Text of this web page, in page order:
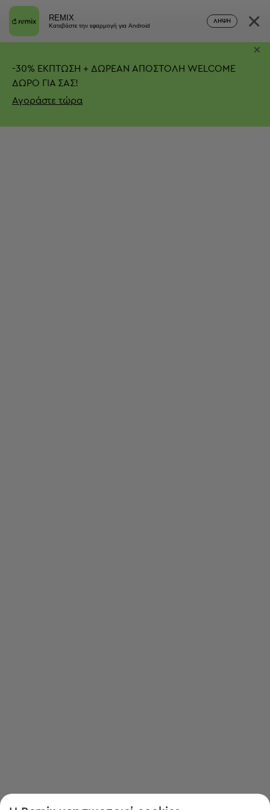
REMIX
Κατεβάστε την εφαρμογή για Android
ΛΉΨΗ ×
-30% ΕΚΠΤΩΣΗ + ΔΩΡΕΑΝ ΑΠΟΣΤΟΛΗ WELCOME
ΔΩΡΟ ΓΙΑ ΣΑΣ!
Αγοράστε τώρα
×